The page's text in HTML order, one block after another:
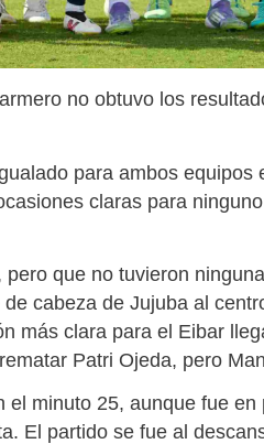
no obtuvo los
para ambos
claras para
que no tuvieron
cabeza de Jujuba al
más clara para el Eibar
Patri Ojeda, pero
minuto 25, aunque fue
El partido se fue al